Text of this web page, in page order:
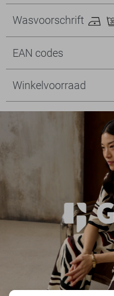
Wasvoorschrift
EAN codes
Winkelvoorraad